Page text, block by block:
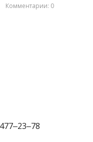
Комментарии: 0